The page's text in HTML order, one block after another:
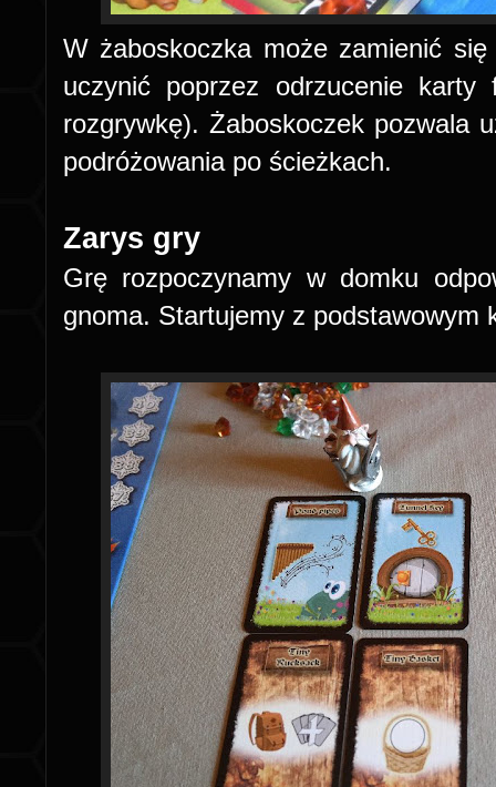
W żaboskoczka może zamienić
uczynić poprzez odrzucenie
rozgrywkę). Żaboskoczek pozwala
podróżowania po ścieżkach.
Zarys gry
Grę rozpoczynamy w domku
gnoma. Startujemy z